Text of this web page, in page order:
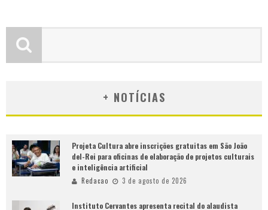
+ NOTÍCIAS
Projeta Cultura abre inscrições gratuitas em São João
del-Rei para oficinas de elaboração de projetos culturais
e inteligência artificial
Redacao 3 de agosto de 2026
Instituto Cervantes apresenta recital do alaudista